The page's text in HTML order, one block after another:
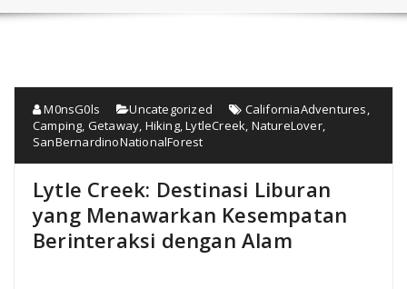
M0nsG0ls Uncategorized CaliforniaAdventures
Camping Getaway Hiking,LytleCreek NatureLover,
SanBernardinoNationalForest
Lytle Creek: Destinasi Liburan
yang Menawarkan Kesempatan
Berinteraksi dengan Alam